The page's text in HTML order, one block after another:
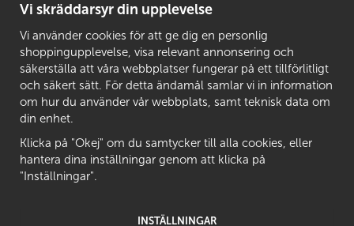
Vi skräddarsyr din upplevelse
Vi använder cookies för att ge dig en personlig
shoppingupplevelse, visa relevant annonsering och
säkerställa att våra webbplatser fungerar på ett tillförlitligt
och säkert sätt. För detta ändamål samlar vi in information
om hur du använder vår webbplats, samt teknisk data om
din enhet.
Klicka på "Okej" om du samtycker till alla cookies, eller
hantera dina inställningar genom att klicka på
"Inställningar".
INSTÄLLNINGAR